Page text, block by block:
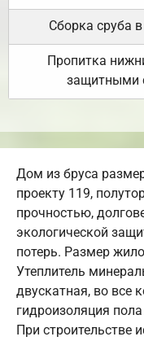
Сборка сруба
Пропитка
защитными
Дом из бруса
проекту 119,
прочностью,
экологической
потерь. Размер
Утеплитель
двускатная, во все
гидроизоляция
При строительстве